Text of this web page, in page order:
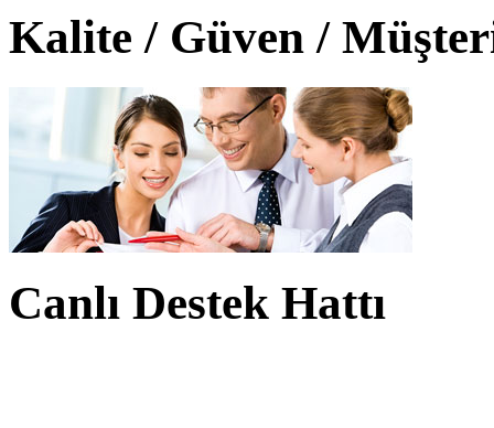
Kalite / Güven /
Canlı Destek Hattı